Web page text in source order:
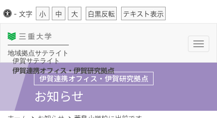
- 文字 小 中 大 白黒反転 テキスト表示
T
o
g
g
地域拠点サテライト
伊賀サテライト
伊賀連携オフィス・伊賀研究拠点
伊賀連携オフィス・伊賀研究拠点
お知らせ